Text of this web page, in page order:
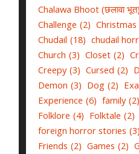
Chalawa Bhoot (छलावा भूत)
Challenge (2) Christmas
Chudail (18) chudail
Church (3) Closet (2)
Creepy (3) Cursed (2)
Demon (3) Dog (2)
Experience (6) family (2)
Folklore (4) Folktale (2)
foreign horror stories (3)
Friends (2) Games (2)